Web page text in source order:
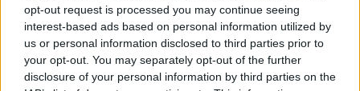
opt-out request is processed you may continue seeing
interest-based ads based on personal information utilized by
us or personal information disclosed to third parties prior to
your opt-out. You may separately opt-out of the further
disclosure of your personal information by third parties on the
НАЈЧИТАНИ ВО ПОСЛЕДНИ 7 ДЕНА